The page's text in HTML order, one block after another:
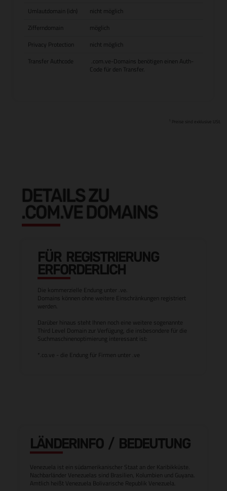
Umlautdomain (idn)
nicht möglich
Zifferndomain
möglich
Privacy Protection
nicht möglich
Transfer Authcode
.com.ve-Domains benötigen einen Auth-
Code für den Transfer.
Preise sind exklusive USt.
DETAILS ZU
.COM.VE DOMAINS
FÜR REGISTRIERUNG
ERFORDERLICH
Die kommerzielle Endung unter .ve.
Domains können ohne weitere Einschränkungen registriert
werden.
Darüber hinaus steht Ihnen noch eine weitere sogenannte
Third Level Domain zur Verfügung, die insbesondere für die
Suchmaschinenoptimierung interessant ist:
*.co.ve - die Endung für Firmen unter .ve
LÄNDERINFO / BEDEUTUNG
Venezuela ist ein südamerikanischer Staat an der Karibikküste.
Nachbarländer Venezuelas sind Brasilien, Kolumbien und Guyana.
Amtlich heißt Venezuela Bolivarische Republik Venezuela.